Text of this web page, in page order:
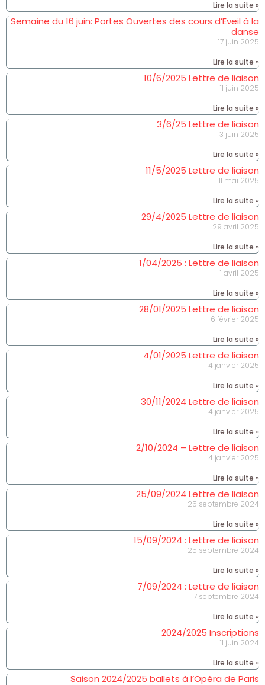
Lire la suite »
Semaine du 16 juin: Portes Ouvertes des cours d’Eveil à la
danse
17 juin 2025
Lire la suite »
10/6/2025 Lettre de liaison
11 juin 2025
Lire la suite »
3/6/25 Lettre de liaison
3 juin 2025
Lire la suite »
11/5/2025 Lettre de liaison
11 mai 2025
Lire la suite »
29/4/2025 Lettre de liaison
29 avril 2025
Lire la suite »
1/04/2025 : Lettre de liaison
1 avril 2025
Lire la suite »
28/01/2025 Lettre de liaison
6 février 2025
Lire la suite »
4/01/2025 Lettre de liaison
4 janvier 2025
Lire la suite »
30/11/2024 Lettre de liaison
4 janvier 2025
Lire la suite »
2/10/2024 – Lettre de liaison
4 janvier 2025
Lire la suite »
25/09/2024 Lettre de liaison
25 septembre 2024
Lire la suite »
15/09/2024 : Lettre de liaison
25 septembre 2024
Lire la suite »
7/09/2024 : Lettre de liaison
7 septembre 2024
Lire la suite »
2024/2025 Inscriptions
11 juin 2024
Lire la suite »
Saison 2024/2025 ballets à l’Opéra de Paris